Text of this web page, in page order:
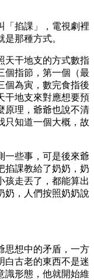
「掐課」，電視劇裡
那種方式。
天干地支的方式數指
個指節，第一個（最
個為寅，數完食指後
干地支來對應想要預
原理，爺爺也說不清
只知道一個大概，故
一些事，可是後來爺
掐課教給了奶奶，奶
孩走丟了，都能算出
奶，人們按照奶奶說
思想中的矛盾，一方
白古老的東西不是迷
識形態，他就開始維